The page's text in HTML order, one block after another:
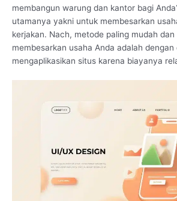
membangun warung dan kantor bagi
utamanya yakni untuk membesarkan
kerjakan. Nach, metode paling mudah dan
membesarkan usaha Anda adalah dengan
mengaplikasikan situs karena biayanya